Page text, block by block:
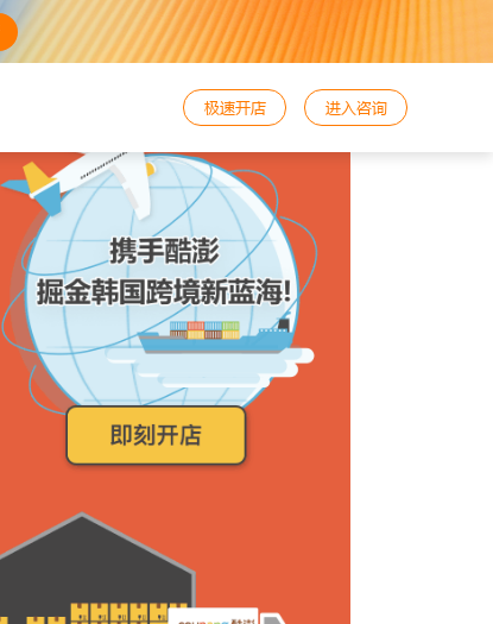
极速开店 进入咨询
要咨询与帮助
，前往注册